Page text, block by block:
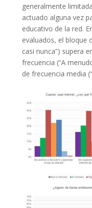
generalmente
actuado alguna vez
educativo de la red.
evaluados, el bloque
casi nunca”) supera
frecuencia (“A
de frecuencia media